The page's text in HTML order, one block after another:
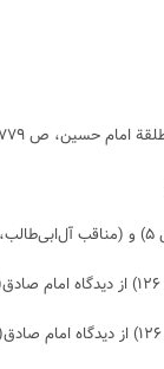
امام حسین، ص ۷۷۹)